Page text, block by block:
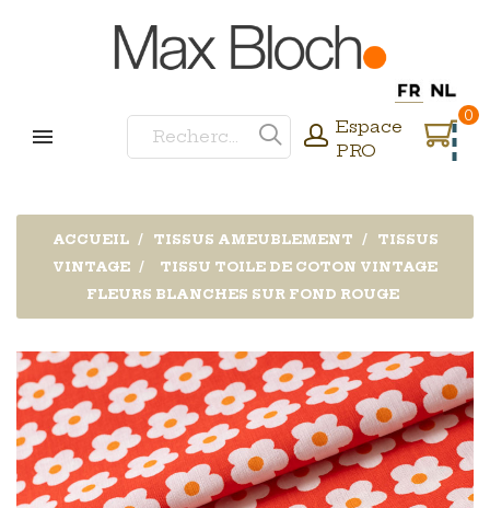
Espace
PRO
0
ACCUEIL TISSUS AMEUBLEMENT
TISSUS
VINTAGE
TISSU TOILE DE COTON VINTAGE
FLEURS BLANCHES SUR FOND ROUGE